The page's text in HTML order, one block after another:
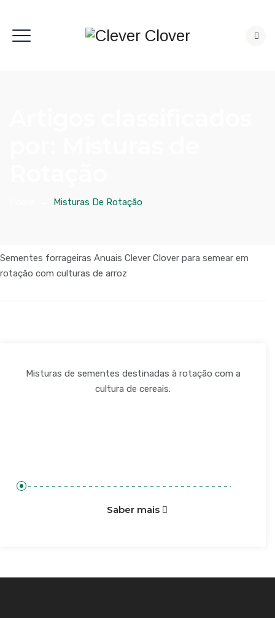
Misturas De Rotação
Sementes forrageiras Anuais Clever Clover para semear em
rotação com culturas de arroz
Misturas de sementes destinadas à rotação com a
cultura de cereais.
Saber mais